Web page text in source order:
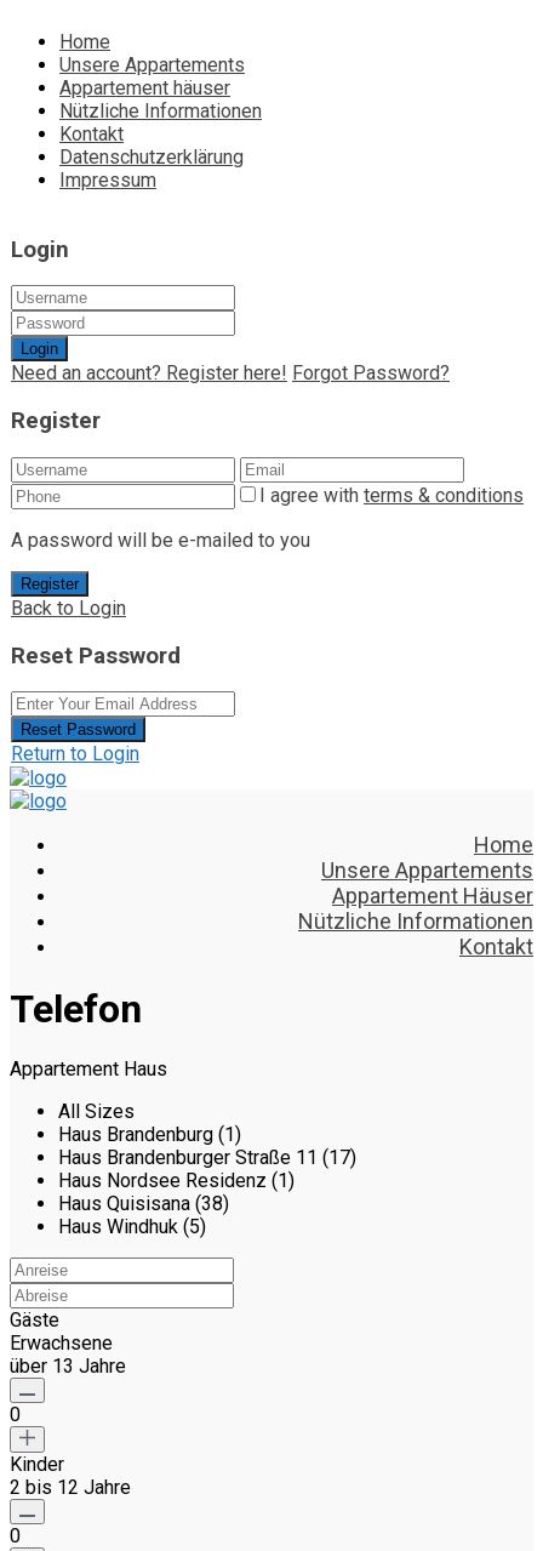
Home
Unsere Appartements
Appartement häuser
Nützliche Informationen
Kontakt
Datenschutzerklärung
Impressum
Login
Login
Need an account? Register here! Forgot Password?
Register
I agree with terms & conditions
A password will be e-mailed to you
Register
Back to Login
Reset Password
Reset Password
Return to Login
Home
Unsere Appartements
Appartement Häuser
Nützliche Informationen
Kontakt
Telefon
Appartement Haus
All Sizes
Haus Brandenburg (1)
Haus Brandenburger Straße 11 (17)
Haus Nordsee Residenz (1)
Haus Quisisana (38)
Haus Windhuk (5)
Gäste
Erwachsene
über 13 Jahre
0
Kinder
2 bis 12 Jahre
0